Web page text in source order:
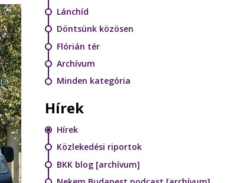
Lánchíd
Döntsünk közösen
Flórián tér
Archívum
Minden kategória
Hírek
Hírek
Közlekedési riportok
BKK blog [archívum]